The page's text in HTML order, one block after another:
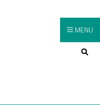
Hoofdmenu
MENU